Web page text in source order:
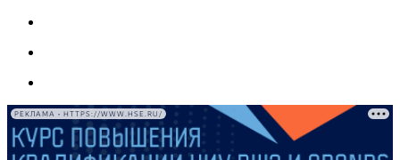
РЕКЛАМА • HTTPS://WWW.HSE.RU/